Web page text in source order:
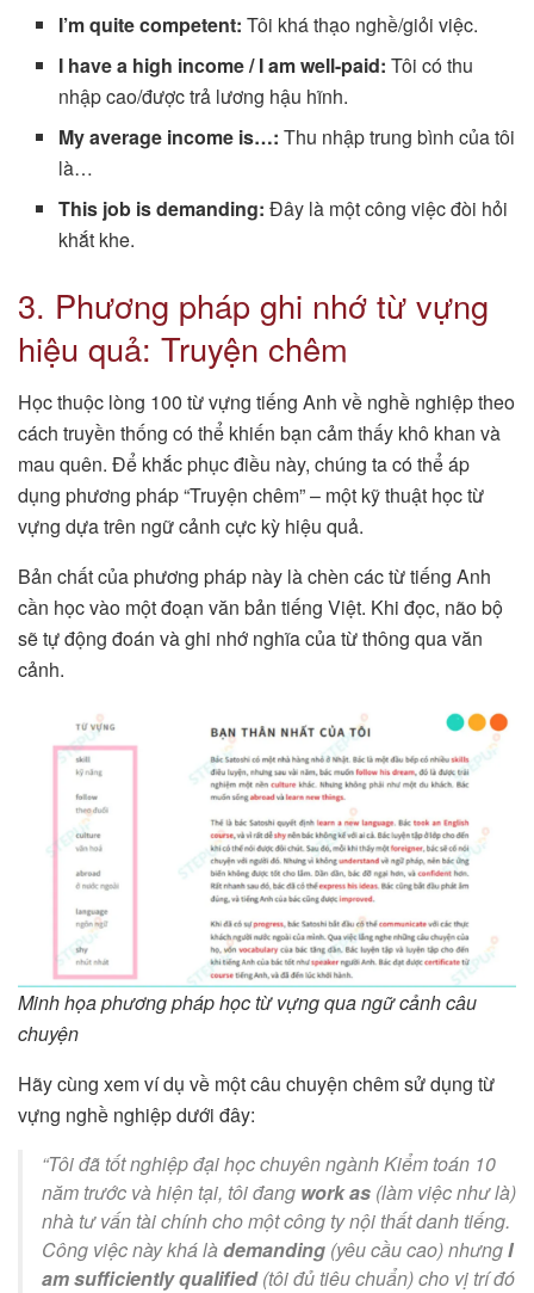
I’m quite competent: Tôi khá thạo nghề/giỏi việc.
I have a high income / I am well-paid: Tôi có thu
nhập cao/được trả lương hậu hĩnh.
My average income is…: Thu nhập trung bình của tôi
là…
This job is demanding: Đây là một công việc đòi hỏi
khắt khe.
3. Phương pháp ghi nhớ từ vựng
hiệu quả: Truyện chêm
Học thuộc lòng 100 từ vựng tiếng Anh về nghề nghiệp theo
cách truyền thống có thể khiến bạn cảm thấy khô khan và
mau quên. Để khắc phục điều này, chúng ta có thể áp
dụng phương pháp “Truyện chêm” – một kỹ thuật học từ
vựng dựa trên ngữ cảnh cực kỳ hiệu quả.
Bản chất của phương pháp này là chèn các từ tiếng Anh
cần học vào một đoạn văn bản tiếng Việt. Khi đọc, não bộ
sẽ tự động đoán và ghi nhớ nghĩa của từ thông qua văn
cảnh.
Minh họa phương pháp học từ vựng qua ngữ cảnh câu
chuyện
Hãy cùng xem ví dụ về một câu chuyện chêm sử dụng từ
vựng nghề nghiệp dưới đây:
“Tôi đã tốt nghiệp đại học chuyên ngành Kiểm toán 10
năm trước và hiện tại, tôi đang work as (làm việc như là)
nhà tư vấn tài chính cho một công ty nội thất danh tiếng.
Công việc này khá làdemanding (yêu cầu cao) nhưngI
am sufficiently qualified(tôi đủ tiêu chuẩn) cho vị trí đó